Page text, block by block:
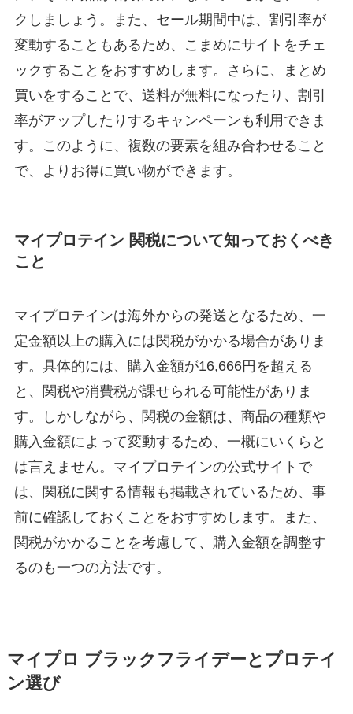
クしましょう。また、セール期間中は、割引率が
変動することもあるため、こまめにサイトをチェ
ックすることをおすすめします。さらに、まとめ
買いをすることで、送料が無料になったり、割引
率がアップしたりするキャンペーンも利用できま
す。このように、複数の要素を組み合わせること
で、よりお得に買い物ができます。
マイプロテイン 関税について知っておくべき
こと
マイプロテインは海外からの発送となるため、一
定金額以上の購入には関税がかかる場合がありま
す。具体的には、購入金額が16,666円を超える
と、関税や消費税が課せられる可能性がありま
す。しかしながら、関税の金額は、商品の種類や
購入金額によって変動するため、一概にいくらと
は言えません。マイプロテインの公式サイトで
は、関税に関する情報も掲載されているため、事
前に確認しておくことをおすすめします。また、
関税がかかることを考慮して、購入金額を調整す
るのも一つの方法です。
マイプロ ブラックフライデーとプロテイ
ン選び